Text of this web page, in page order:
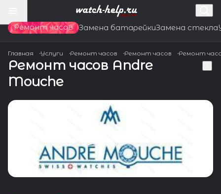
Ремонт часов Замена батарейкиЗамена стекла
Главная Услуги Ремонт часов Ремонт часов Ремонт
Ремонт часов Andre
Mouche